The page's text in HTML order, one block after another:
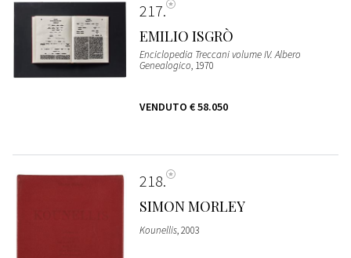
217
EMILIO ISGRÒ
Enciclopedia Treccani volume IV. Albero
Genealogico, 1970
VENDUTO € 58.050
218
SIMON MORLEY
Kounellis, 2003